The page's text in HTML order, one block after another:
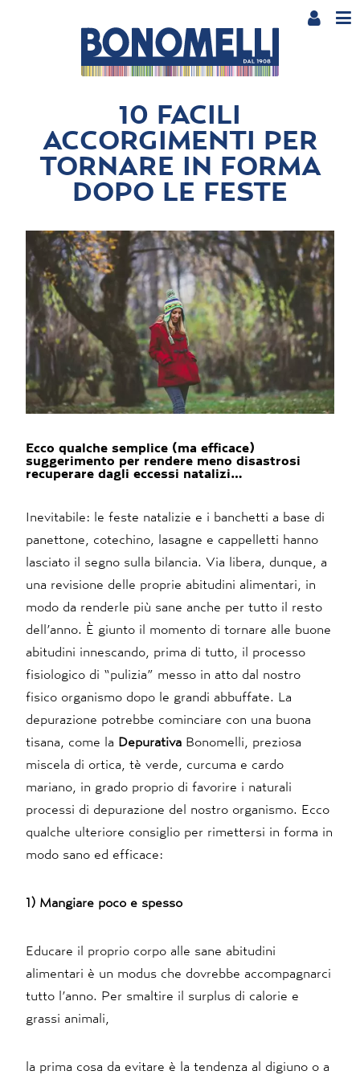
10 FACILI
ACCORGIMENTI PER
TORNARE IN FORMA
DOPO LE FESTE
Ecco qualche semplice (ma efficace)
suggerimento per rendere meno disastrosi
recuperare dagli eccessi natalizi…
Inevitabile: le feste natalizie e i banchetti a base di
panettone, cotechino, lasagne e cappelletti hanno
lasciato il segno sulla bilancia. Via libera, dunque, a
una revisione delle proprie abitudini alimentari, in
modo da renderle più sane anche per tutto il resto
dell’anno. È giunto il momento di tornare alle buone
abitudini innescando, prima di tutto, il processo
fisiologico di “pulizia” messo in atto dal nostro
fisico organismo dopo le grandi abbuffate. La
depurazione potrebbe cominciare con una buona
tisana, come la Depurativa Bonomelli, preziosa
miscela di ortica, tè verde, curcuma e cardo
mariano, in grado proprio di favorire i naturali
processi di depurazione del nostro organismo. Ecco
qualche ulteriore consiglio per rimettersi in forma in
modo sano ed efficace:
1) Mangiare poco e spesso
Educare il proprio corpo alle sane abitudini
alimentari è un modus che dovrebbe accompagnarci
tutto l’anno. Per smaltire il surplus di calorie e
grassi animali,
la prima cosa da evitare è la tendenza al digiuno o a